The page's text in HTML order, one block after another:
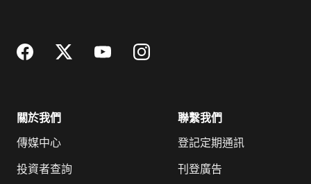
關於我們
傳媒中心
投資者查詢
聯繫我們
登記定期通訊
刊登廣告